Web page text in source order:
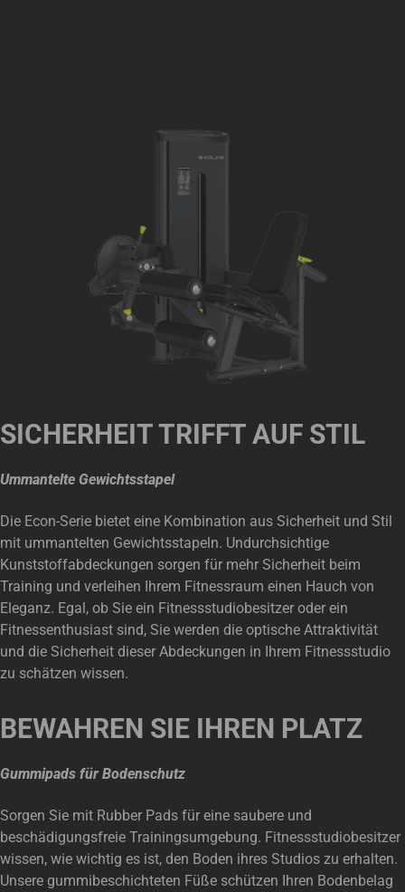
SICHERHEIT TRIFFT AUF STIL
Ummantelte Gewichtsstapel
Die Econ-Serie bietet eine Kombination aus Sicherheit und Stil
mit ummantelten Gewichtsstapeln. Undurchsichtige
Kunststoffabdeckungen sorgen für mehr Sicherheit beim
Training und verleihen Ihrem Fitnessraum einen Hauch von
Eleganz. Egal, ob Sie ein Fitnessstudiobesitzer oder ein
Fitnessenthusiast sind, Sie werden die optische Attraktivität
und die Sicherheit dieser Abdeckungen in Ihrem Fitnessstudio
zu schätzen wissen.
BEWAHREN SIE IHREN PLATZ
Gummipads für Bodenschutz
Sorgen Sie mit Rubber Pads für eine saubere und
beschädigungsfreie Trainingsumgebung. Fitnessstudiobesitzer
wissen, wie wichtig es ist, den Boden ihres Studios zu erhalten.
Unsere gummibeschichteten Füße schützen Ihren Bodenbelag